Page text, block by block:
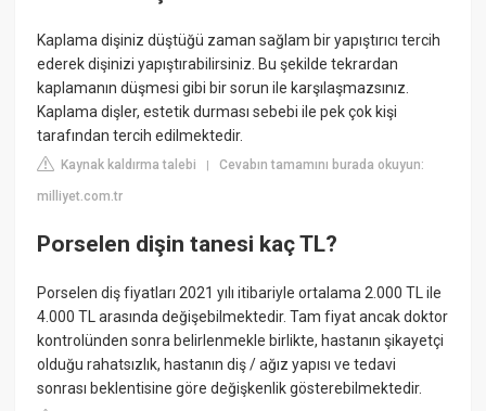
Kaplama dişiniz düştüğü zaman sağlam bir yapıştırıcı tercih
ederek dişinizi yapıştırabilirsiniz. Bu şekilde tekrardan
kaplamanın düşmesi gibi bir sorun ile karşılaşmazsınız.
Kaplama dişler, estetik durması sebebi ile pek çok kişi
tarafından tercih edilmektedir.
Kaynak kaldırma talebi |Cevabın tamamını burada okuyun:
milliyet.com.tr
Porselen dişin tanesi kaç TL?
Porselen diş fiyatları 2021 yılı itibariyle ortalama 2.000 TL ile
4.000 TL arasında değişebilmektedir. Tam fiyat ancak doktor
kontrolünden sonra belirlenmekle birlikte, hastanın şikayetçi
olduğu rahatsızlık, hastanın diş / ağız yapısı ve tedavi
sonrası beklentisine göre değişkenlik gösterebilmektedir.